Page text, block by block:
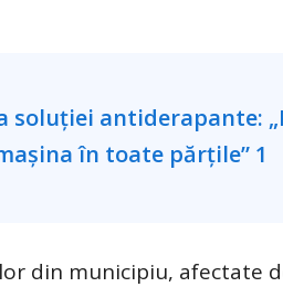
din municipiu, afectate